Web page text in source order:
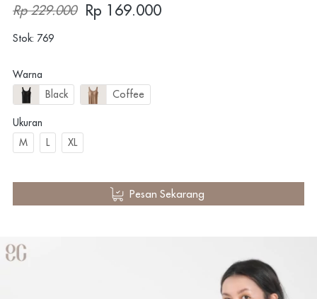
Rp 229.000 Rp 169.000
Stok: 769
Warna
Black
Coffee
Ukuran
M
L XL
` Pesan Sekarang